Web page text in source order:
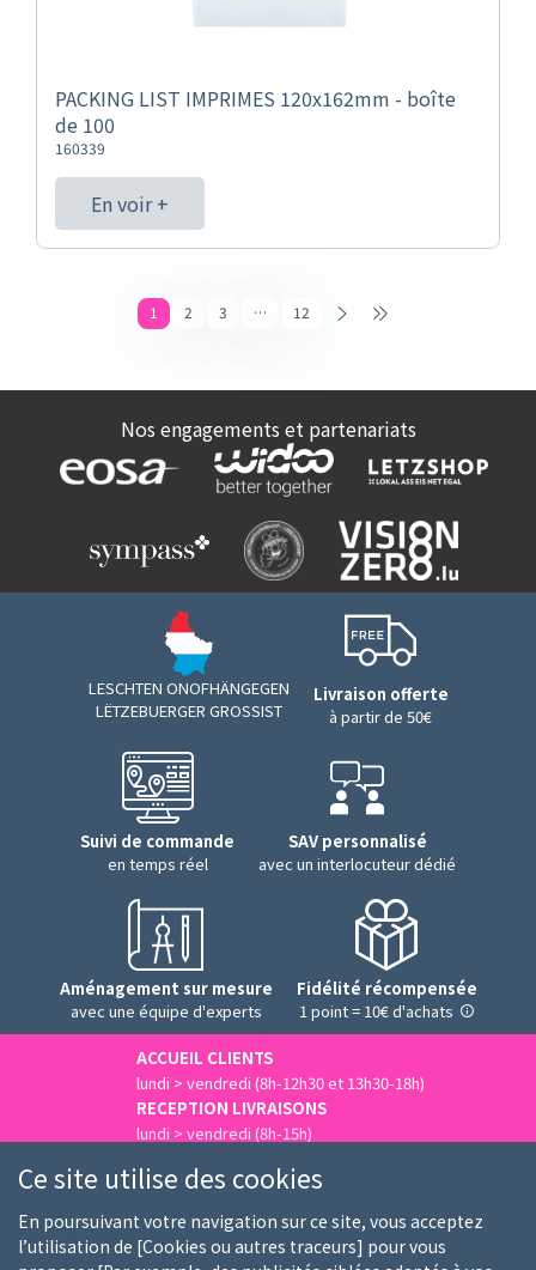
PACKING LIST IMPRIMES 120x162mm - boîte
de 100
160339
En voir +
1 2 3 … 12
Nos engagements et partenariats
LESCHTEN ONOFHÄNGEGEN
LËTZEBUERGER GROSSIST
Livraison offerte
à partir de 50€
Suivi de commande
en temps réel
SAV personnalisé
avec un interlocuteur dédié
Aménagement sur mesure
avec une équipe d'experts
Fidélité récompensée
1 point = 10€ d'achats
ACCUEIL CLIENTS
lundi > vendredi (8h-12h30 et 13h30-18h)
RECEPTION LIVRAISONS
lundi > vendredi (8h-15h)
Ce site utilise des cookies
En poursuivant votre navigation sur ce site, vous acceptez
l’utilisation de [Cookies ou autres traceurs] pour vous